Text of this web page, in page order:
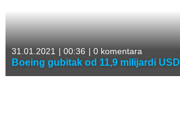
31.01.2021 | 00:36 | 0 komentara
Boeing gubitak od 11,9 milijardi USD